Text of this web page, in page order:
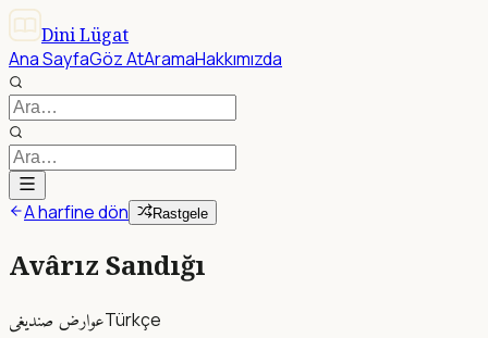
Dini Lügat
Ana SayfaGöz AtAramaHakkımızda
A harfine dön Rastgele
Avârız Sandığı
عوارض صنديغىTürkçe